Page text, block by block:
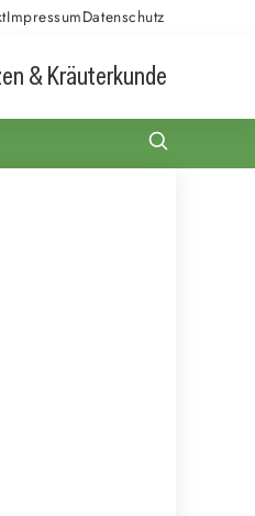
ImpressumDatenschutz
& Kräuterkunde